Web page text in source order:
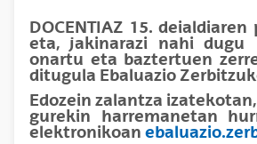
DOCENTIAZ 15.
eta, jakinarazi nahi dugu
onartu eta baztertuen
ditugula Ebaluazio
Edozein zalantza
gurekin harremanetan
elektronikoan